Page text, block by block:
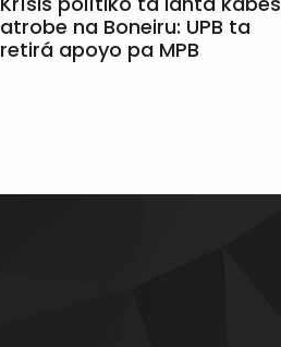
atrobe na Boneiru: UPB ta
retirá apoyo pa MPB